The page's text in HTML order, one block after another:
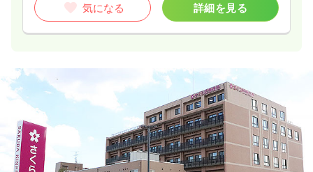
気になる 詳細を見る